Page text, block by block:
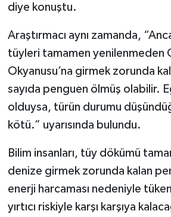
diye konuştu.
Araştırmacı aynı zamanda,
tüyleri tamamen yenilenmeden
Okyanusu’na girmek zorunda
sayıda penguen ölmüş olabilir.
olduysa, türün durumu
kötü.” uyarısında bulundu.
Bilim insanları, tüy dökümü
denize girmek zorunda kalan
enerji harcaması nedeniyle
yırtıcı riskiyle karşı karşıya